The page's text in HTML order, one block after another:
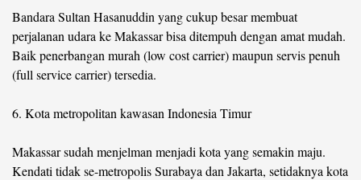
Bandara Sultan Hasanuddin yang cukup besar membuat
perjalanan udara ke Makassar bisa ditempuh dengan amat mudah.
Baik penerbangan murah (low cost carrier) maupun servis penuh
(full service carrier) tersedia.
6. Kota metropolitan kawasan Indonesia Timur
Makassar sudah menjelman menjadi kota yang semakin maju.
Kendati tidak se-metropolis Surabaya dan Jakarta, setidaknya kota